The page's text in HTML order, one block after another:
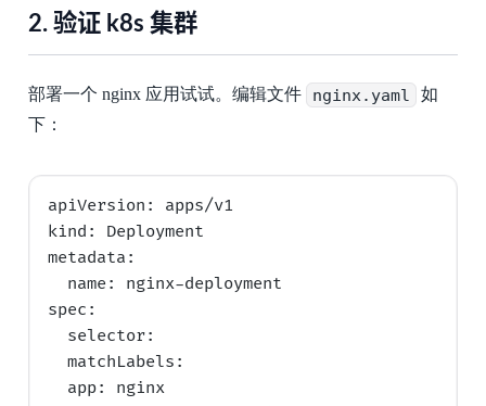
2.验证 k8s 集群
部署一个 nginx 应用试试。编辑文件 nginx.yaml
如
下：
apiVersion: apps/v1
kind: Deployment
metadata:
  name: nginx-deployment
spec:
  selector:
  matchLabels:
  app: nginx